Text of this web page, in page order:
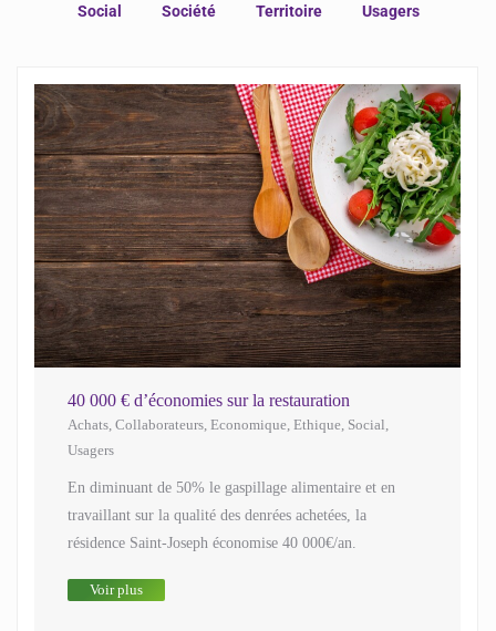
Social
Société Territoire Usagers
40 000 € d’économies sur la restauration
Achats, Collaborateurs, Economique, Ethique, Social,
Usagers
En diminuant de 50% le gaspillage alimentaire et en
travaillant sur la qualité des denrées achetées, la
résidence Saint-Joseph économise 40 000€/an.
Voir plus